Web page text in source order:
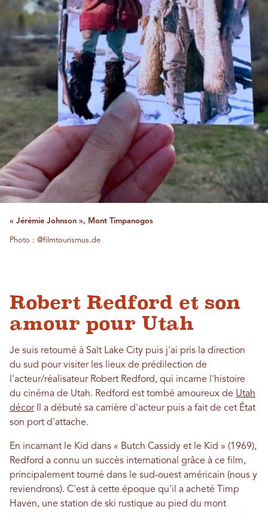
« Jérémie Johnson », Mont Timpanogos
Photo : @filmtourismus.de
Robert Redford et son
amour pour Utah
Je suis retourné à Salt Lake City puis j'ai pris la direction
du sud pour visiter les lieux de prédilection de
l'acteur/réalisateur Robert Redford, qui incarne l'histoire
du cinéma de Utah. Redford est tombé amoureux de Utah
décorIl a débuté sa carrière d'acteur puis a fait de cet État
son port d'attache.
En incarnant le Kid dans « Butch Cassidy et le Kid » (1969),
Redford a connu un succès international grâce à ce film,
principalement tourné dans le sud-ouest américain (nous y
reviendrons). C'est à cette époque qu'il a acheté Timp
Haven, une station de ski rustique au pied du mont